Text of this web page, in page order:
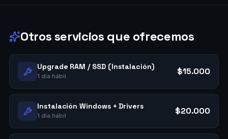
Otros servicios que ofrecemos
Upgrade RAM / SSD (Instalación)
1 día hábil $15.000
Instalación Windows + Drivers
1 día hábil $20.000